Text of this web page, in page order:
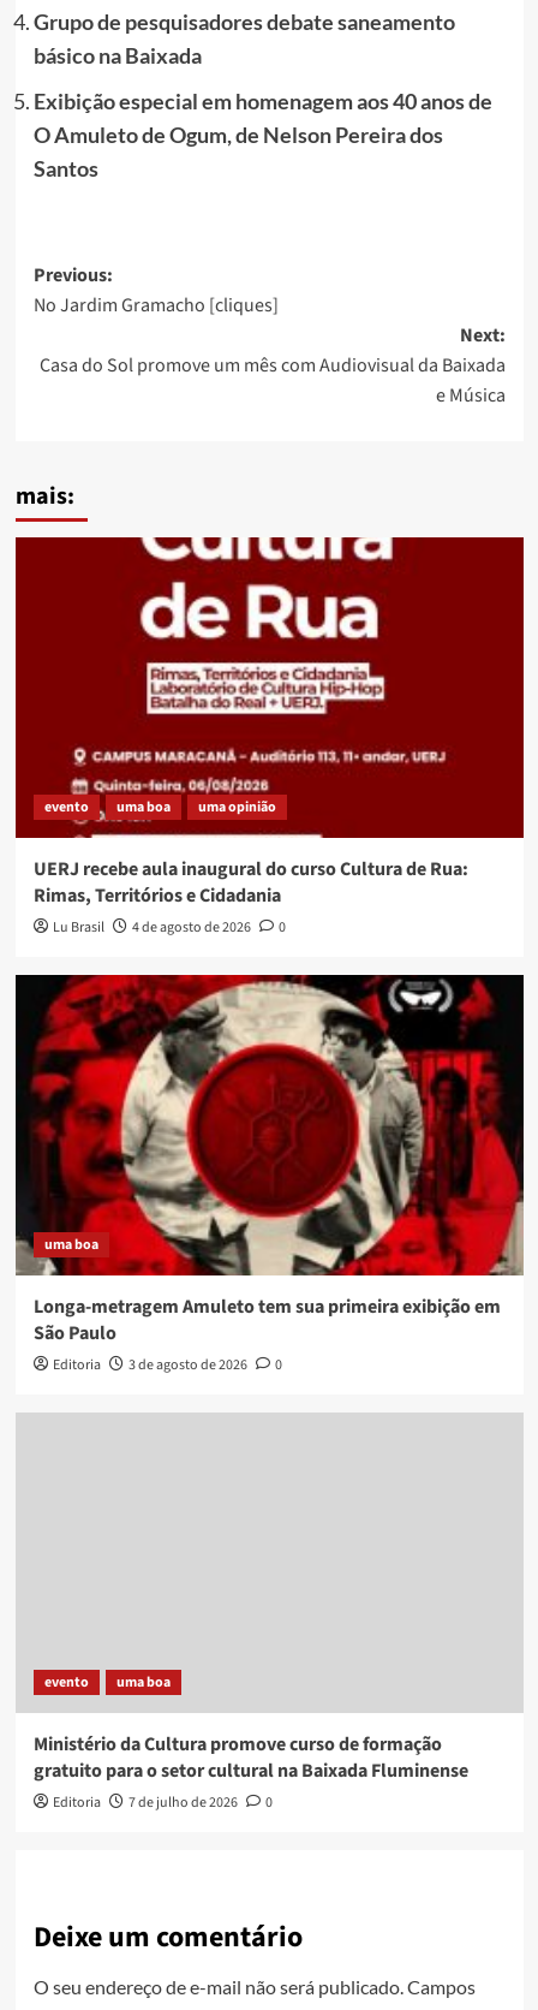
Grupo de pesquisadores debate saneamento
básico na Baixada
Exibição especial em homenagem aos 40 anos de
O Amuleto de Ogum, de Nelson Pereira dos
Santos
Post
navigation
Previous:
No Jardim Gramacho [cliques]
Next:
Casa do Sol promove um mês com Audiovisual da Baixada
e Música
mais:
evento uma boa uma opinião
UERJ recebe aula inaugural do curso Cultura de Rua:
Rimas, Territórios e Cidadania
Lu Brasil 4 de agosto de 2026 0
uma boa
Longa-metragem Amuleto tem sua primeira exibição em
São Paulo
Editoria 3 de agosto de 2026 0
evento uma boa
Ministério da Cultura promove curso de formação
gratuito para o setor cultural na Baixada Fluminense
Editoria 7 de julho de 2026 0
Deixe um comentário
O seu endereço de e-mail não será publicado.Campos